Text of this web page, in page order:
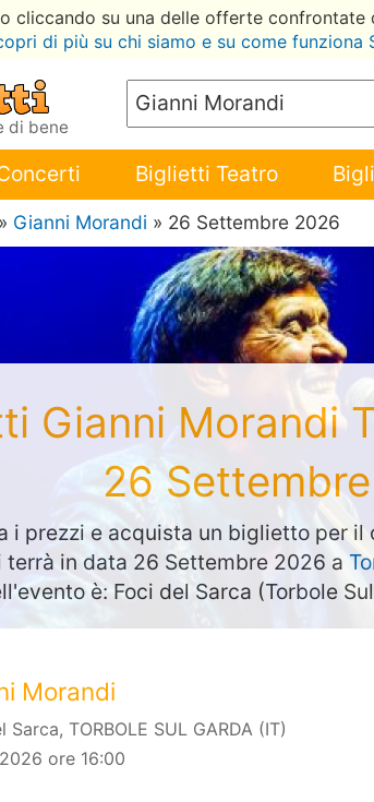
cliccando su una delle offerte confrontate
di più su chi siamo e su come funziona
di bene
Biglietti Teatro
» Gianni Morandi » 26 Settembre 2026
Gianni Morandi
26
i prezzi e acquista un biglietto per
terrà in data 26 Settembre 2026 a
è: Foci del Sarca (Torbole
Morandi
Sarca, TORBOLE SUL GARDA (IT)
ore 16:00